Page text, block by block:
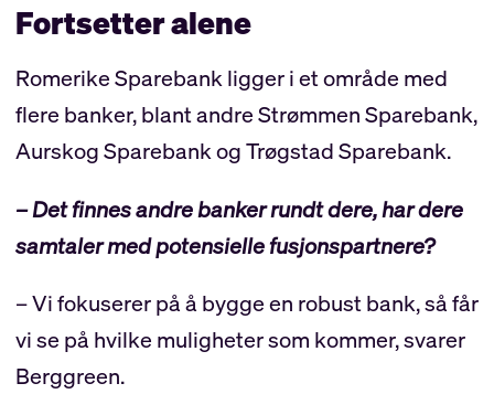
Fortsetter alene
Romerike Sparebank ligger i et område med
flere banker, blant andre Strømmen Sparebank,
Aurskog Sparebank og Trøgstad Sparebank.
– Det finnes andre banker rundt dere, har dere
samtaler med potensielle fusjonspartnere?
– Vi fokuserer på å bygge en robust bank, så får
vi se på hvilke muligheter som kommer, svarer
Berggreen.